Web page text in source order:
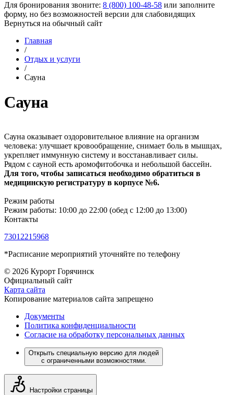
Для бронирования звоните: 8 (800) 100-48-58 или заполните
форму, но без возможностей версии для слабовидящих
Вернуться на обычный сайт
Главная
/
Отдых и услуги
/
Сауна
Сауна
Сауна оказывает оздоровительное влияние на организм
человека: улучшает кровообращение, снимает боль в мышцах,
укрепляет иммунную систему и восстанавливает силы.
Рядом с сауной есть аромофитобочка и небольшой бассейн.
Для того, чтобы записаться необходимо обратиться в
медицинскую регистратуру в корпусе №6.
Режим работы
Режим работы: 10:00 до 22:00 (обед с 12:00 до 13:00)
Контакты
73012215968
*Расписание мероприятий уточняйте по телефону
© 2026 Курорт Горячинск
Официальный сайт
Карта сайта
Копирование материалов сайта запрещено
Документы
Политика конфиденциальности
Согласие на обработку персональных данных
Открыть специальную версию для людей
с ограниченными возможностями.
Настройки страницы